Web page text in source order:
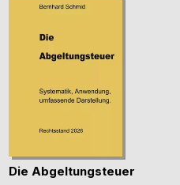
Die Abgeltungsteuer